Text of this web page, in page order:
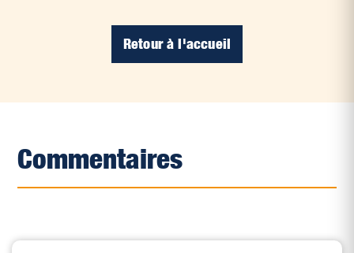
Retour à l'accueil
Commentaires